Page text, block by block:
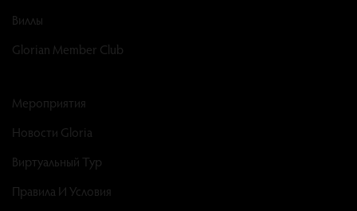
Виллы
Glorian Member Club
Мероприятия
Новости Gloria
Виртуальный Тур
Правила И Условия